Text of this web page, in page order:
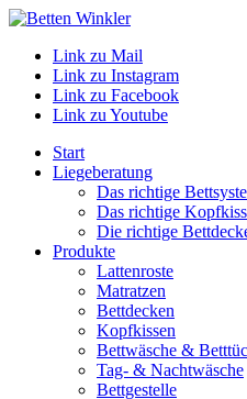
Link zu Mail
Link zu Instagram
Link zu Facebook
Link zu Youtube
Start
Liegeberatung
Das richtige
Das richtige
Die richtige
Produkte
Lattenroste
Matratzen
Bettdecken
Kopfkissen
Bettwäsche &
Tag- & Nachtwäsche
Bettgestelle